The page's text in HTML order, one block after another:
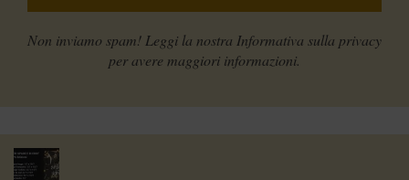
Non inviamo spam! Leggi la nostra Informativa sulla privacy
per avere maggiori informazioni.